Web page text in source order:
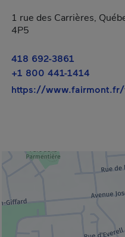
1 rue des Carrières,
4P5
418 692-3861
+1 800 441-1414
https://www.fairmont.fr/